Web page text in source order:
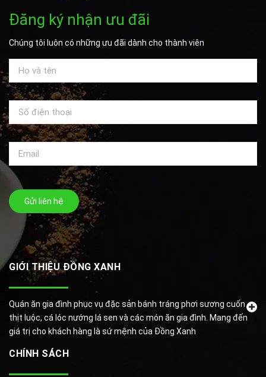
Đăng ký nhận ưu đãi
Chúng tôi luôn có những ưu đãi dành cho thành viên
Gửi liên hệ
GIỚI THIỆU ĐỒNG XANH
Quán ăn gia đình phục vụ đặc sản bánh tráng phơi sương cuốn
thịt luộc, cá lóc nướng lá sen và các món ăn gia đình. Mang đến
giá trị cho khách hàng là sứ mệnh của Đồng Xanh
CHÍNH SÁCH